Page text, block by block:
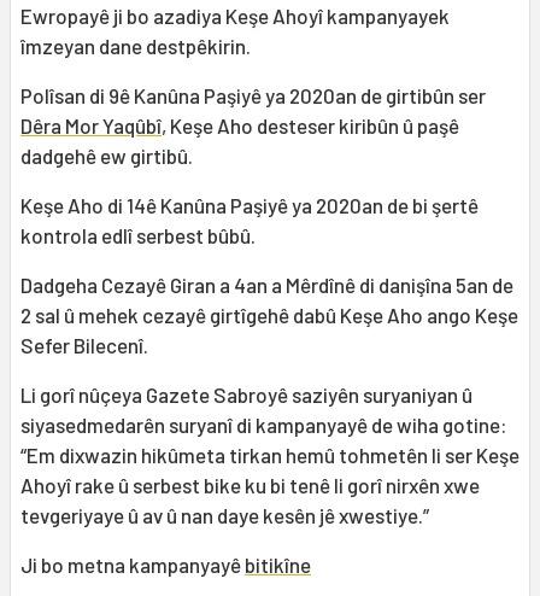
Ewropayê ji bo azadiya Keşe Ahoyî kampanyayek
îmzeyan dane destpêkirin.
Polîsan di 9ê Kanûna Paşiyê ya 2020an de girtibûn ser
Dêra Mor Yaqûbî, Keşe Aho desteser kiribûn û paşê
dadgehê ew girtibû.
Keşe Aho di 14ê Kanûna Paşiyê ya 2020an de bi şertê
kontrola edlî serbest bûbû.
Dadgeha Cezayê Giran a 4an a Mêrdînê di danişîna 5an de
2 sal û mehek cezayê girtîgehê dabû Keşe Aho ango Keşe
Sefer Bilecenî.
Li gorî nûçeya Gazete Sabroyê saziyên suryaniyan û
siyasedmedarên suryanî di kampanyayê de wiha gotine:
“Em dixwazin hikûmeta tirkan hemû tohmetên li ser Keşe
Ahoyî rake û serbest bike ku bi tenê li gorî nirxên xwe
tevgeriyaye û av û nan daye kesên jê xwestiye.”
Ji bo metna kampanyayê bitikîne